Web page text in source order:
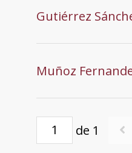
Gutiérrez
Muñoz
de 1